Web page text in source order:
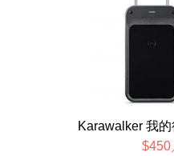
Karawalker 我
$450